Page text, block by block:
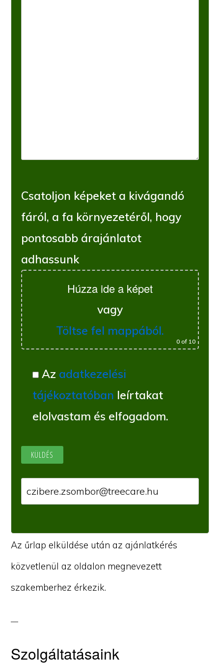
Csatoljon képeket a kivágandó
fáról, a fa környezetéről, hogy
pontosabb árajánlatot
adhassunk
Húzza ide a képet
vagy
Töltse fel mappából.
0of 10
Az adatkezelési
tájékoztatóban leírtakat
elolvastam és elfogadom.
Az űrlap elküldése után az ajánlatkérés
közvetlenül az oldalon megnevezett
szakemberhez érkezik.
Szolgáltatásaink